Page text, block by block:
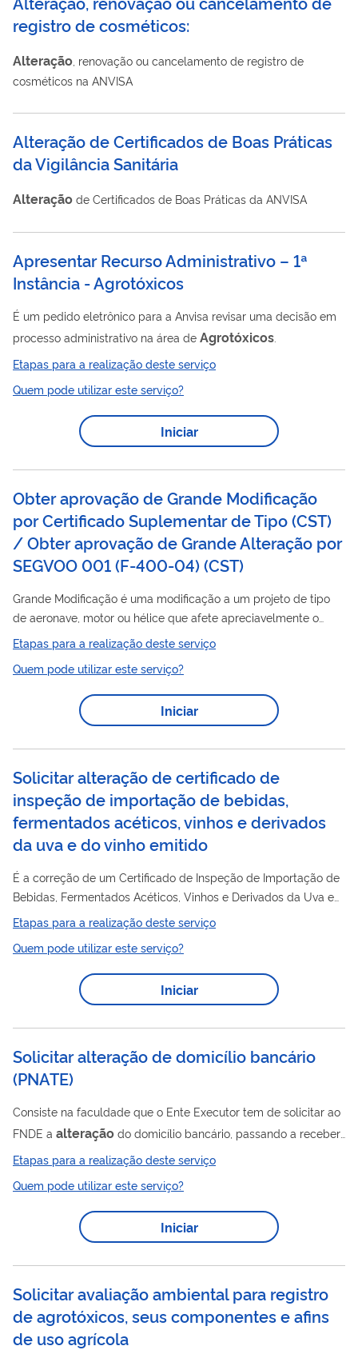
registro de cosméticos:
Alteração , renovação ou cancelamento de registro de
cosméticos na ANVISA
Alteração de Certificados de Boas Práticas
da Vigilância Sanitária
Alteração de Certificados de Boas Práticas da ANVISA
Apresentar Recurso Administrativo – 1ª
Instância - Agrotóxicos
É um pedido eletrônico para a Anvisa revisar uma decisão em
processo administrativo na área de Agrotóxicos
Etapas para a realização deste serviço
Quem pode utilizar este serviço?
Iniciar
Obter aprovação de Grande Modificação
por Certificado Suplementar de Tipo (CST)
/ Obter aprovação de Grande Alteração por
SEGVOO 001 (F-400-04) (CST)
Grande Modificação é uma modificação a um projeto de tipo
de aeronave, motor ou hélice que afete apreciavelmente o
peso, balanceamento, resistência estrutural, confiabilidade,
características operacionais ou características de
aeronavegabilidade. Uma grande modificação pode ser
aprovada pela ANAC através de um Certificado Suplementar
de Tipo (CST) ou de uma emenda ao CST. Um CST é a
aeronave, motor ou hélice e, portanto, pode ser...
Etapas para a realização deste serviço
Quem pode utilizar este serviço?
Iniciar
Solicitar alteração de certificado de
inspeção de importação de bebidas,
fermentados acéticos, vinhos e derivados
da uva e do vinho emitido
É a correção de um Certificado de Inspeção de Importação de
Bebidas, Fermentados Acéticos, Vinhos e Derivados da Uva e
do Vinho- CII emitido com algum erro, como por exemplo
marca comercial com erro de grafia.
Etapas para a realização deste serviço
Quem pode utilizar este serviço?
Iniciar
Solicitar alteração de domicílio bancário
(PNATE)
Consiste na faculdade que o Ente Executor tem de solicitar ao
FNDE a alteração do domicílio bancário, passando a receber
os recursos do Programa Nacional de Apoio ao Transporte
Escolar - PNATE - em agência bancária de sua preferência,
desde que seja do Banco do Brasil.
Etapas para a realização deste serviço
Quem pode utilizar este serviço?
Iniciar
Solicitar avaliação ambiental para registro
de agrotóxicos, seus componentes e afins
de uso agrícola